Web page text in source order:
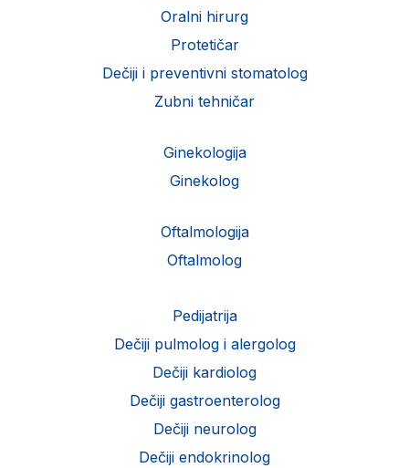
Oralni hirurg
Protetičar
Dečiji i preventivni stomatolog
Zubni tehničar
Ginekologija
Ginekolog
Oftalmologija
Oftalmolog
Pedijatrija
Dečiji pulmolog i alergolog
Dečiji kardiolog
Dečiji gastroenterolog
Dečiji neurolog
Dečiji endokrinolog